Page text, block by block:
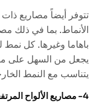
تتوفر أيضاً مصاريع
الأنماط. بما في ذلك
باهاما وغيرها. كل نمط
يجعل من السهل على
يتناسب مع النمط
4- مصاريع الألواح المرتفعة